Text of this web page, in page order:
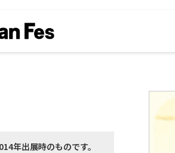
年出展時のものです。